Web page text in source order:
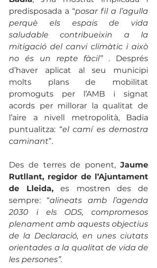
predisposada a “posar fil a l’agulla
perquè els espais de vida
saludable contribueixin a la
mitigació del canvi climàtic i això
no és un repte fàcil” . Després
d’haver aplicat al seu municipi
molts plans de mobilitat
promoguts per l’AMB i signat
acords per millorar la qualitat de
l’aire a nivell metropolità, Badia
puntualitza: “el camí es demostra
caminant”.
Des de terres de ponent, Jaume
Rutllant, regidor de l’Ajuntament
de Lleida, es
mostren des de
sempre: “alineats amb l’agenda
2030 i els ODS, compromesos
plenament amb aquests objectius
de la Declaració, en unes ciutats
orientades a la qualitat de vida de
les persones”.